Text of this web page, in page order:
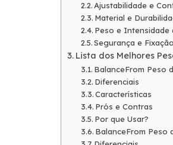
Ajustabilidade e
Material e
Peso e Intensidade
Segurança e Fixação
Lista dos Melhores
BalanceFrom Peso
Diferenciais
Características
Prós e Contras
Por que Usar?
BalanceFrom Peso